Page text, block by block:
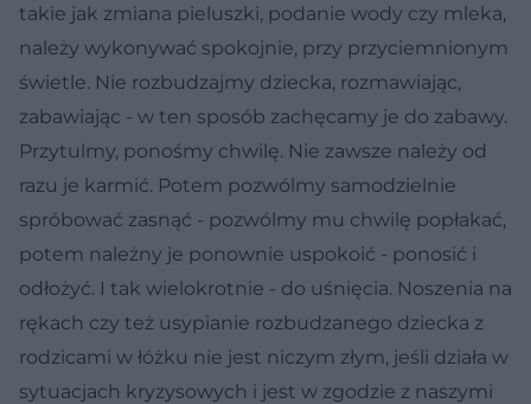
takie jak zmiana pieluszki, podanie wody czy mleka,
należy wykonywać spokojnie, przy przyciemnionym
świetle. Nie rozbudzajmy dziecka, rozmawiając,
zabawiając - w ten sposób zachęcamy je do zabawy.
Przytulmy, ponośmy chwilę. Nie zawsze należy od
razu je karmić. Potem pozwólmy samodzielnie
spróbować zasnąć - pozwólmy mu chwilę popłakać,
potem należny je ponownie uspokoić - ponosić i
odłożyć. I tak wielokrotnie - do uśnięcia. Noszenia na
rękach czy też usypianie rozbudzanego dziecka z
rodzicami w łóżku nie jest niczym złym, jeśli działa w
sytuacjach kryzysowych i jest w zgodzie z naszymi